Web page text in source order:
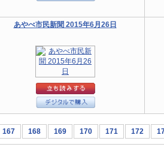
あやべ市民新聞 2015年6月26日
167 168 169 170 171 172